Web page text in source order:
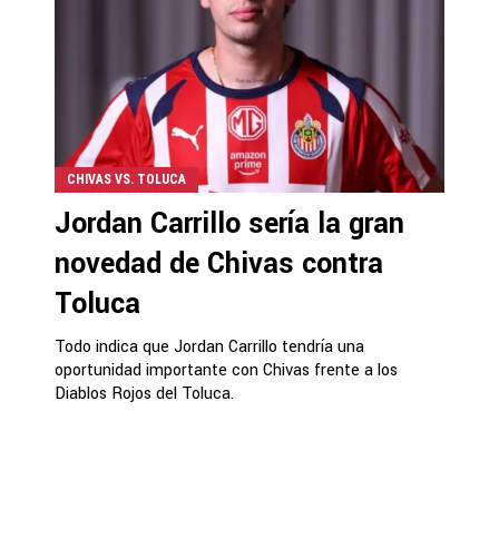
CHIVAS VS. TOLUCA
Jordan Carrillo sería la gran
novedad de Chivas contra
Toluca
Todo indica que Jordan Carrillo tendría una
oportunidad importante con Chivas frente a los
Diablos Rojos del Toluca.